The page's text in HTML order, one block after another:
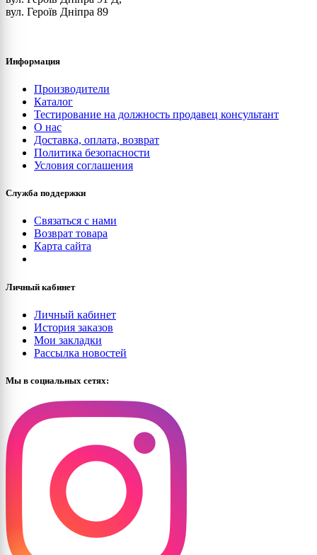
вул. Героїв Дніпра 89
Информация
Производители
Каталог
Тестирование на должность продавец консультант
О нас
Доставка, оплата, возврат
Политика безопасности
Условия соглашения
Служба поддержки
Связаться с нами
Возврат товара
Карта сайта
Личный кабинет
Личный кабинет
История заказов
Мои закладки
Рассылка новостей
Мы в социальных сетях: